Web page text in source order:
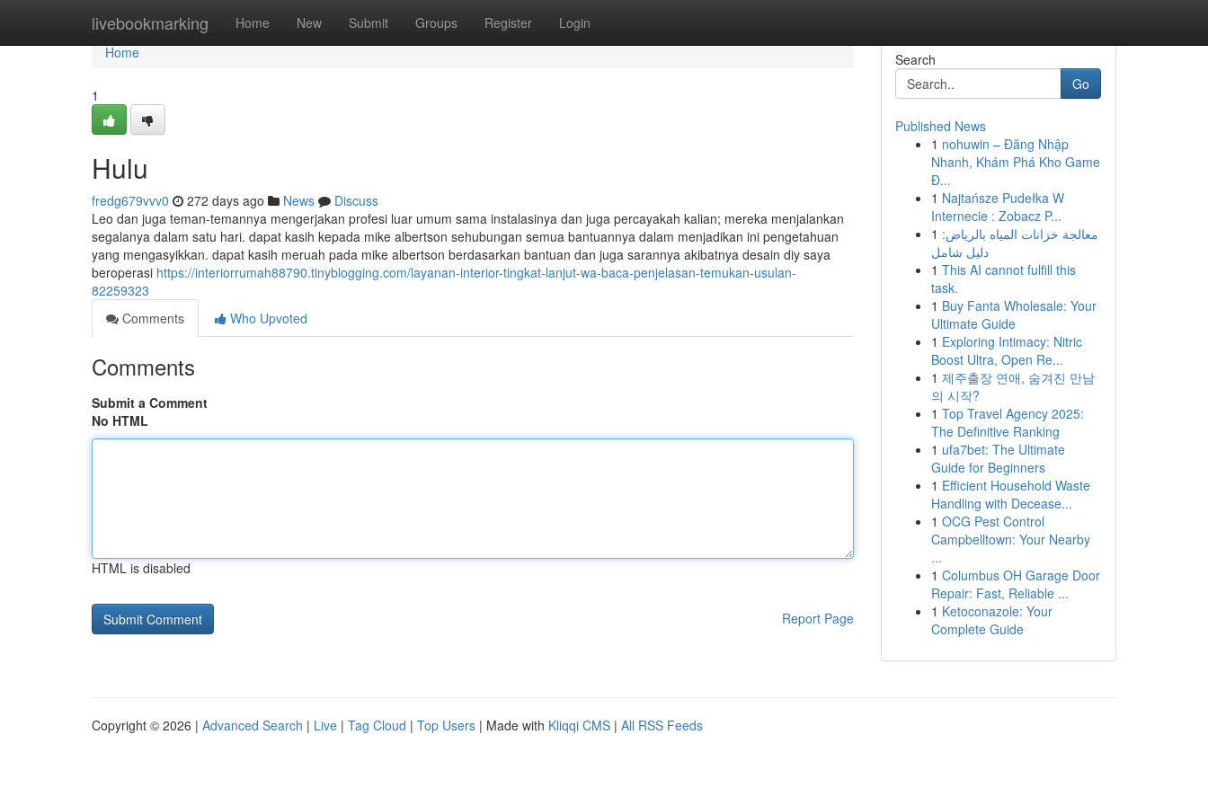
livebookmarking Home New Submit Groups Register Login
Home
Home
1
Hulu
fredg679vvv0 272 days ago News
Discuss
Leo dan juga teman-temannya mengerjakan profesi luar umum sama instalasinya dan juga percayakah kalian; mereka menjalankan
segalanya dalam satu hari. dapat kasih kepada mike albertson sehubungan semua bantuannya dalam menjadikan ini pengetahuan
yang mengasyikkan. dapat kasih meruah pada mike albertson berdasarkan bantuan dan juga sarannya akibatnya desain diy saya
beroperasi https://interiorrumah88790.tinyblogging.com/layanan-interior-tingkat-lanjut-wa-baca-penjelasan-temukan-usulan-
82259323
Comments
Who Upvoted
Comments
Submit a Comment
No HTML
HTML is disabled
Report Page
Search
Go
Published News
1 nohuwin – Đăng Nhập
Nhanh, Khám Phá Kho Game
Đ...
1 Najtańsze Pudełka W
Internecie : Zobacz P...
1 معالجة خزانات المياه بالرياض:
دليل شامل
1 This AI cannot fulfill this
task.
1 Buy Fanta Wholesale: Your
Ultimate Guide
1 Exploring Intimacy: Nitric
Boost Ultra, Open Re...
1 제주출장 연애, 숨겨진 만남
의 시작?
1 Top Travel Agency 2025:
The Definitive Ranking
1 ufa7bet: The Ultimate
Guide for Beginners
1 Efficient Household Waste
Handling with Decease...
1 OCG Pest Control
Campbelltown: Your Nearby
...
1 Columbus OH Garage Door
Repair: Fast, Reliable ...
1 Ketoconazole: Your
Complete Guide
Copyright © 2026 | Advanced Search | Live | Tag Cloud | Top Users | Made with Kliqqi CMS | All RSS Feeds